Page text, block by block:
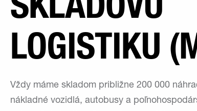
LOGISTIKU
Vždy máme skladom približne 200 000
nákladné vozidlá, autobusy a